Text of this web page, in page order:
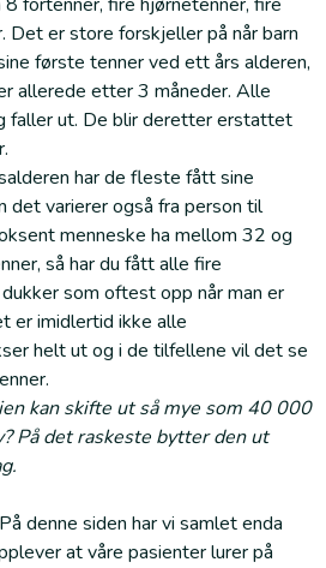
er store forskjeller på når barn
første tenner ved ett års alderen,
allerede etter 3 måneder. Alle
faller ut. De blir deretter erstattet
har de fleste fått sine
det varierer også fra person til
menneske ha mellom 32 og
så har du fått alle fire
som oftest opp når man er
er imidlertid ikke alle
helt ut og i de tilfellene vil det se
kan skifte ut så mye som 40 000
På det raskeste bytter den ut
denne siden har vi samlet enda
at våre pasienter lurer på